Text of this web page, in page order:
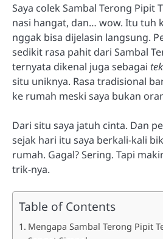
Saya colek Sambal Terong Pipit
nasi hangat, dan… wow. Itu tuh
nggak bisa dijelasin langsung.
sedikit rasa pahit dari Sambal
ternyata dikenal juga sebagai
situ uniknya. Rasa tradisional
ke rumah meski saya bukan
Dari situ saya jatuh cinta. Dan
sejak hari itu saya berkali-kali
rumah. Gagal? Sering. Tapi
trik-nya.
Table of Contents
Mengapa Sambal Terong Pipit